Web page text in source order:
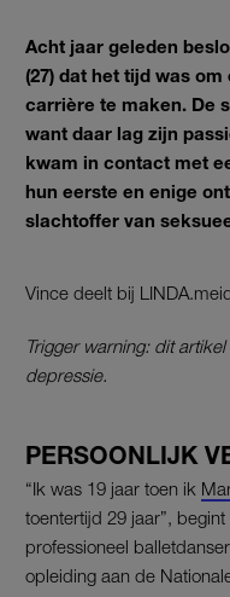
Acht jaar geleden
(27) dat het tijd was
carrière te maken. De
want daar lag zijn
kwam in contact met
hun eerste en enige
slachtoffer van
Vince deelt bij
Trigger warning: dit
depressie.
PERSOONLIJK
“Ik was 19 jaar toen ik
toentertijd 29 jaar”,
professioneel
opleiding aan de